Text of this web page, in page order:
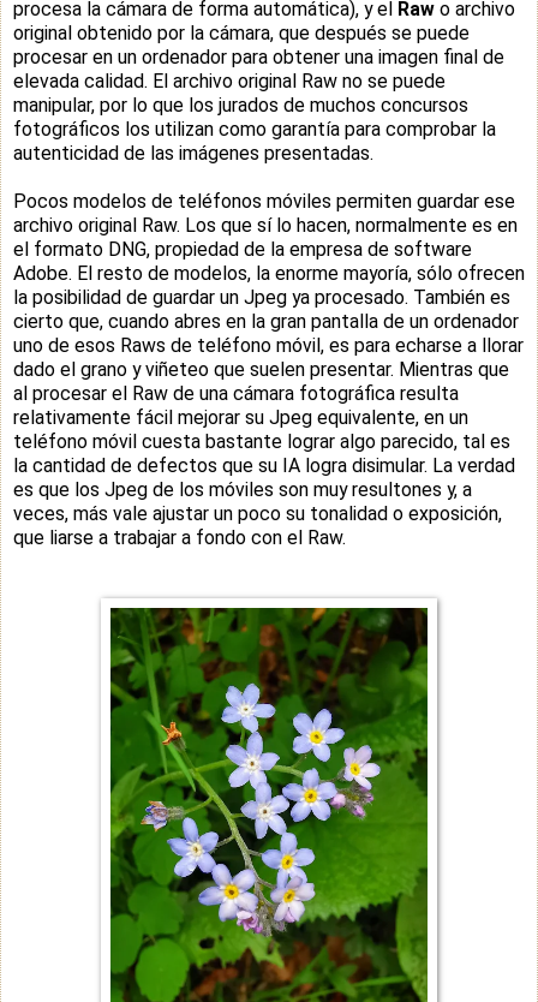
procesa la cámara de forma automática), y el Raw o archivo
original obtenido por la cámara, que después se puede
procesar en un ordenador para obtener una imagen final de
elevada calidad. El archivo original Raw no se puede
manipular, por lo que los jurados de muchos concursos
fotográficos los utilizan como garantía para comprobar la
autenticidad de las imágenes presentadas.
Pocos modelos de teléfonos móviles permiten guardar ese
archivo original Raw. Los que sí lo hacen, normalmente es en
el formato DNG, propiedad de la empresa de software
Adobe. El resto de modelos, la enorme mayoría, sólo ofrecen
la posibilidad de guardar un Jpeg ya procesado. También es
cierto que, cuando abres en la gran pantalla de un ordenador
uno de esos Raws de teléfono móvil, es para echarse a llorar
dado el grano y viñeteo que suelen presentar. Mientras que
al procesar el Raw de una cámara fotográfica resulta
relativamente fácil mejorar su Jpeg equivalente, en un
teléfono móvil cuesta bastante lograr algo parecido, tal es
la cantidad de defectos que su IA logra disimular. La verdad
es que los Jpeg de los móviles son muy resultones y, a
veces, más vale ajustar un poco su tonalidad o exposición,
que liarse a trabajar a fondo con el Raw.